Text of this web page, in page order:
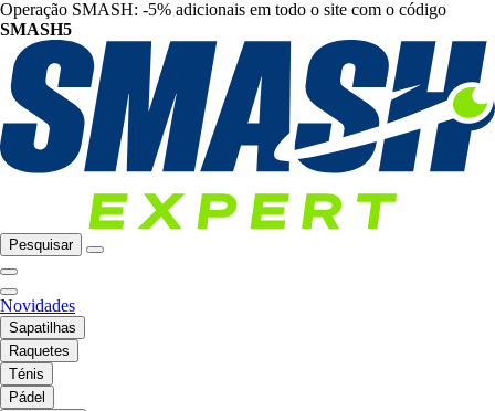
Operação SMASH: -5% adicionais em todo o site com o código
SMASH5
Pesquisar
Novidades
Sapatilhas
Raquetes
Ténis
Pádel